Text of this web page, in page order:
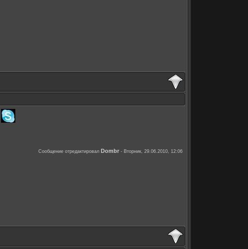
Сообщение отредактировал Dombr - Вторник, 29.06.2010, 12:06